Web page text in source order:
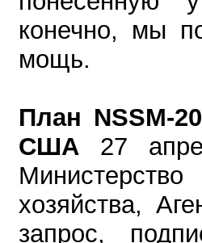
конечно, мы
мощь.
План NSSM-
США
27
хозяйства,
запрос,